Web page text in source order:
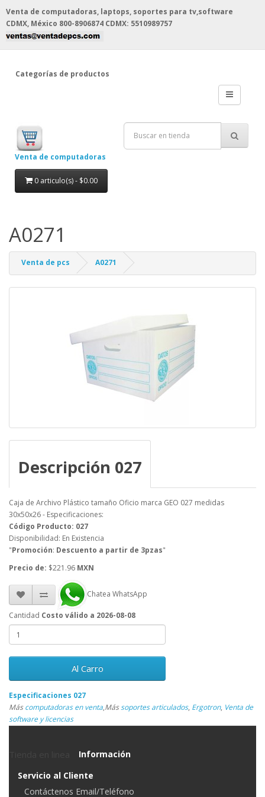
Venta de computadoras, laptops, soportes para tv,software
CDMX, México 800-8906874 CDMX: 5510989757
Categorías de productos
Venta de computadoras
0 articulo(s) - $0.00
A0271
Venta de pcs A0271
Descripción 027
Caja de Archivo Plástico tamaño Oficio marca GEO 027 medidas
30x50x26 - Especificaciones:
Código Producto: 027
Disponibilidad: En Existencia
"Promoción: Descuento a partir de 3pzas"
Precio de: $221.96 MXN
Chatea WhatsApp
Cantidad Costo válido a 2026-08-08
Al Carro
Especificaciones 027
Máscomputadoras en venta,Mássoportes articulados, Ergotron, Venta de
software y licencias
Información
Servicio al Cliente
Contáctenos Email/Teléfono